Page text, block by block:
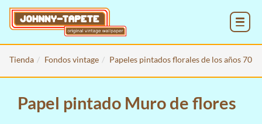
Tienda Fondos vintage Papeles pintados florales de los años 70
Papel pintado Muro de flores